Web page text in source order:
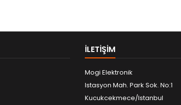
ILETIŞIM
Mogi Elektronik
Istasyon Mah. Park Sok. No:1
Kucukcekmece/Istanbul